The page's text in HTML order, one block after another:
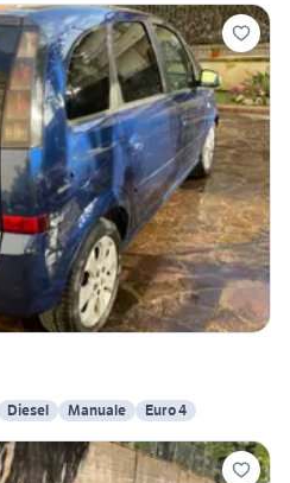
Diesel Manuale Euro 4